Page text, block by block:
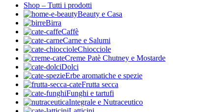
Shop – Tutti i prodotti
Beauty e Casa
Birra
Caffè
Carne e Salumi
Chiocciole
Creme Patè Chutney e Mostarde
Dolci
Erbe aromatiche e spezie
Frutta secca
Funghi e tartufi
Integrale e Nutraceutico